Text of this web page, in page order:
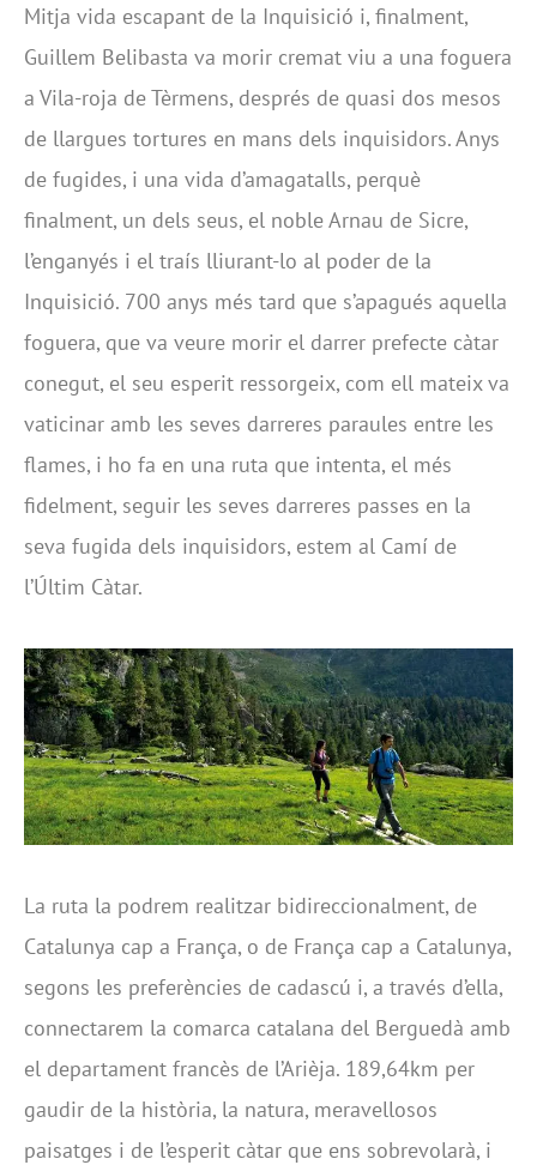
Mitja vida escapant de la Inquisició i, finalment,
Guillem Belibasta va morir cremat viu a una foguera
a Vila-roja de Tèrmens, després de quasi dos mesos
de llargues tortures en mans dels inquisidors. Anys
de fugides, i una vida d’amagatalls, perquè
finalment, un dels seus, el noble Arnau de Sicre,
l’enganyés i el traís lliurant-lo al poder de la
Inquisició. 700 anys més tard que s’apagués aquella
foguera, que va veure morir el darrer prefecte càtar
conegut, el seu esperit ressorgeix, com ell mateix va
vaticinar amb les seves darreres paraules entre les
flames, i ho fa en una ruta que intenta, el més
fidelment, seguir les seves darreres passes en la
seva fugida dels inquisidors, estem al Camí de
l’Últim Càtar.
La ruta la podrem realitzar bidireccionalment, de
Catalunya cap a França, o de França cap a Catalunya,
segons les preferències de cadascú i, a través d’ella,
connectarem la comarca catalana del Berguedà amb
el departament francès de l’Arièja. 189,64km per
gaudir de la història, la natura, meravellosos
paisatges i de l’esperit càtar que ens sobrevolarà, i